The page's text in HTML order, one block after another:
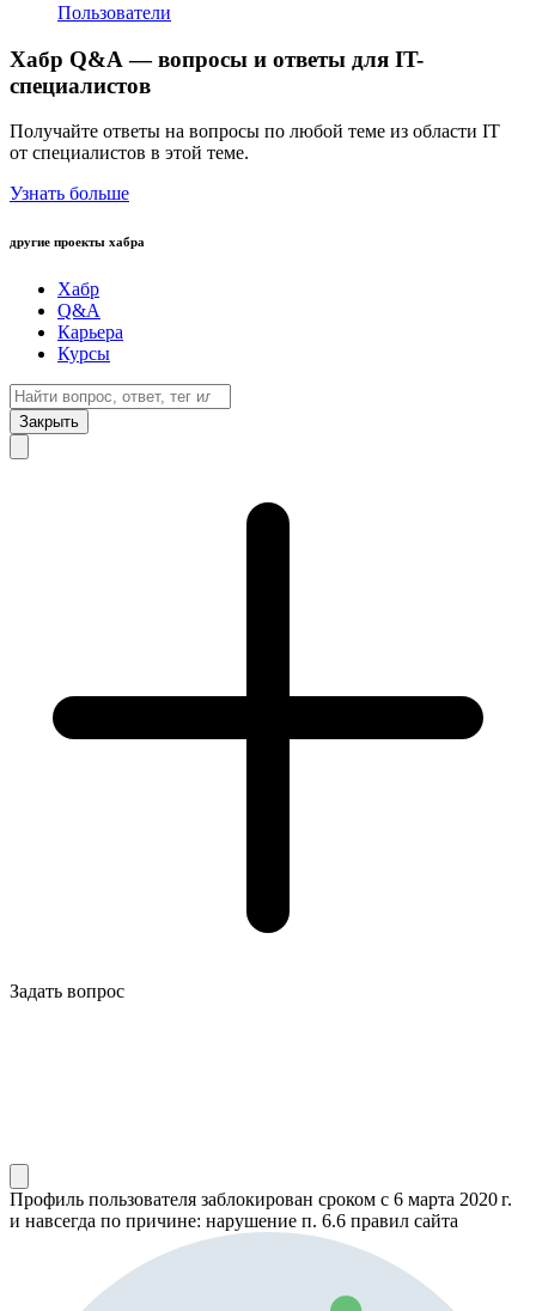
Пользователи
Хабр Q&A — вопросы и ответы для IT-
специалистов
Получайте ответы на вопросы по любой теме из области IT
от специалистов в этой теме.
Узнать больше
другие проекты хабра
Хабр
Q&A
Карьера
Курсы
Закрыть
Задать вопрос
Профиль пользователя заблокирован сроком с 6 марта 2020 г.
и навсегда по причине: нарушение п. 6.6 правил сайта